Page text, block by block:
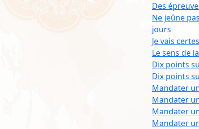
Des
Ne jeûne
jours
Je vais
Le sens de
Dix points
Dix points
Mandater
Mandater
Mandater
Mandater